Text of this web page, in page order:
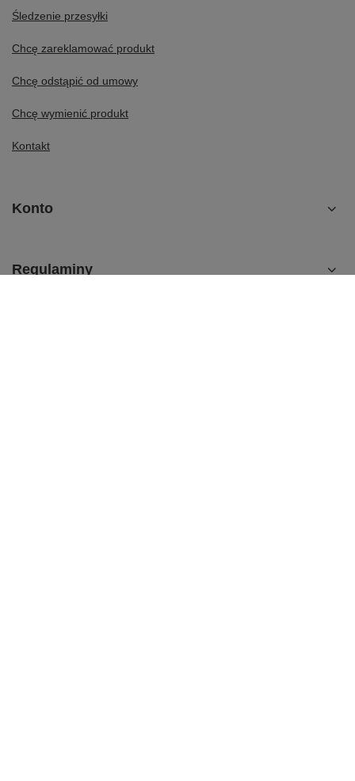
Śledzenie przesyłki
Chcę zareklamować produkt
Chcę odstąpić od umowy
Chcę wymienić produkt
Kontakt
Konto
Regulaminy